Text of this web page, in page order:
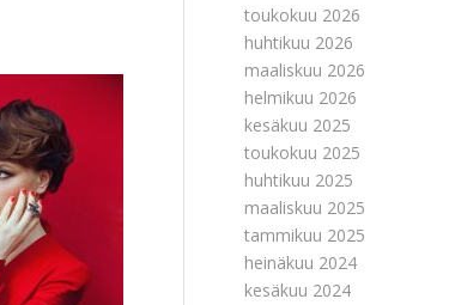
toukokuu 2026
huhtikuu 2026
maaliskuu 2026
helmikuu 2026
kesäkuu 2025
toukokuu 2025
huhtikuu 2025
maaliskuu 2025
tammikuu 2025
heinäkuu 2024
kesäkuu 2024